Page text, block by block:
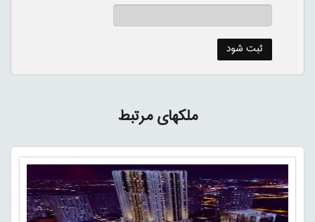
ملکهای مرتبط